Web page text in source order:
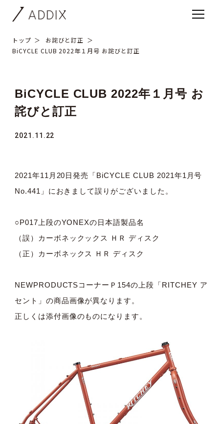
トップ
お詫びと訂正
BiCYCLE CLUB 2022年１月号 お詫びと訂正
BiCYCLE CLUB 2022年１月号 お
詫びと訂正
2021.11.22
2021年11月20日発売「BiCYCLE CLUB 2021年1月号
No.441」におきまして誤りがございました。
○P017上段のYONEXの日本語製品名
（誤）カーボネックックス ＨＲ ディスク
（正）カーボネックス ＨＲ ディスク
NEWPRODUCTSコーナーＰ154の上段「RITCHEY ア
セント」の商品画像が異なります。
正しくは添付画像のものになります。